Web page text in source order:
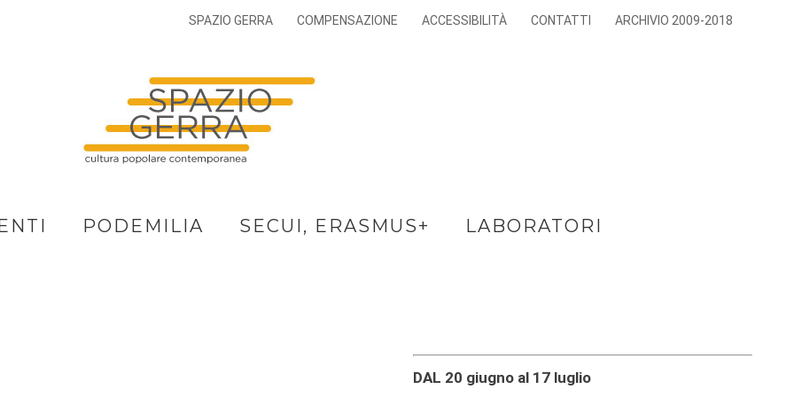
SPAZIO GERRA COMPENSAZIONE ACCESSIBILITÀ CONTATTI ARCHIVIO 2009-2018
PODEMILIA SECUI, ERASMUS+ LABORATORI
DAL 20 giugno al 17 luglio